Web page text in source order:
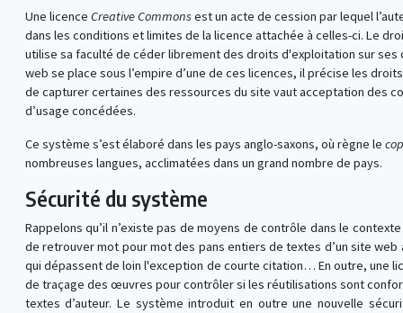
Une licence Creative Commons est un acte de cession par lequel
dans les conditions et limites de la licence attachée à celles-ci. Le
utilise sa faculté de céder librement des droits d'exploitation sur
web se place sous l’empire d’une de ces licences, il précise les
de capturer certaines des ressources du site vaut acceptation des
d’usage concédées.
Ce système s’est élaboré dans les pays anglo-saxons, où règne le
nombreuses langues, acclimatées dans un grand nombre de pays.
Sécurité du système
Rappelons qu’il n’existe pas de moyens de contrôle dans le
de retrouver mot pour mot des pans entiers de textes d’un site web
qui dépassent de loin l'exception de courte citation… En outre, une
de traçage des œuvres pour contrôler si les réutilisations sont
textes d’auteur. Le système introduit en outre une nouvelle